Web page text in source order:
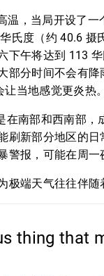
，当局开设了
氏度（约 40.6 摄
下午将达到 113
部分时间不会有
当地感觉更炎热。
南部和西南部，
刷新部分地区的
报，可能在周一
端天气往往伴随
thing that